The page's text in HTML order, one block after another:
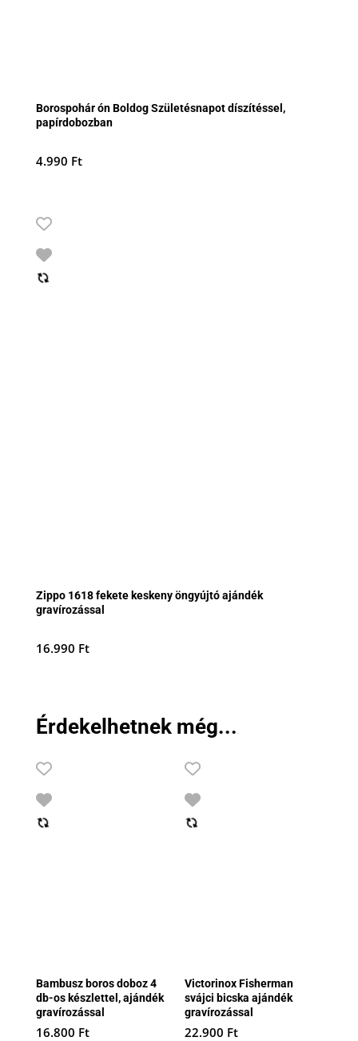
Borospohár ón Boldog Születésnapot díszítéssel,
papírdobozban
4.990 Ft
Zippo 1618 fekete keskeny öngyújtó ajándék
gravírozással
16.990 Ft
Érdekelhetnek még...
Bambusz boros doboz 4
db-os készlettel, ajándék
gravírozással
16.800 Ft
Victorinox Fisherman
svájci bicska ajándék
gravírozással
22.900 Ft